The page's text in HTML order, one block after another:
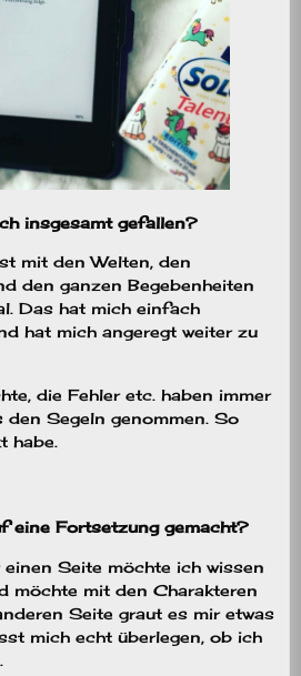
insgesamt gefallen?
mit den Welten, den
den ganzen Begebenheiten
Das hat mich einfach
hat mich angeregt weiter zu
die Fehler etc. haben immer
den Segeln genommen. So
habe.
eine Fortsetzung gemacht?
Seite möchte ich wissen
möchte mit den Charakteren
Seite graut es mir etwas
mich echt überlegen, ob ich